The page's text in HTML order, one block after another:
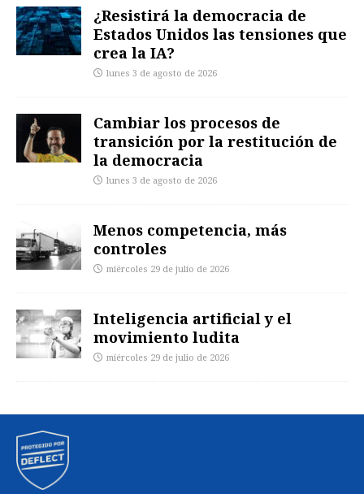
¿Resistirá la democracia de
Estados Unidos las tensiones que
crea la IA?
lunes 3 de agosto de 2026
Cambiar los procesos de
transición por la restitución de
la democracia
lunes 3 de agosto de 2026
Menos competencia, más
controles
miércoles 29 de julio de 2026
Inteligencia artificial y el
movimiento ludita
miércoles 29 de julio de 2026